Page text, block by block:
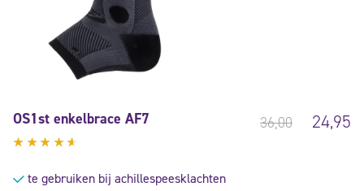
OS1st enkelbrace AF7 36,00 24,95
4.38
uit 5
te gebruiken bij achillespeesklachten